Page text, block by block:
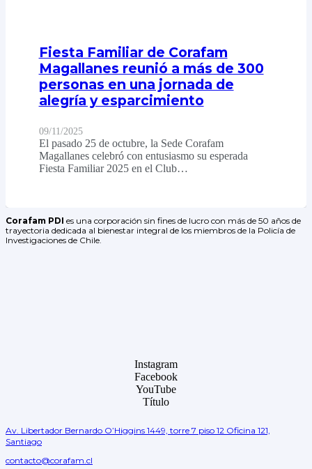
Fiesta Familiar de Corafam
Magallanes reunió a más de 300
personas en una jornada de
alegría y esparcimiento
09/11/2025
El pasado 25 de octubre, la Sede Corafam
Magallanes celebró con entusiasmo su esperada
Fiesta Familiar 2025 en el Club…
Corafam PDI es una corporación sin fines de lucro con más de 50 años de
trayectoria dedicada al bienestar integral de los miembros de la Policía de
Investigaciones de Chile.
Instagram
Facebook
YouTube
Título
Av. Libertador Bernardo O’Higgins 1449, torre 7 piso 12 Oficina 121,
Santiago
contacto@corafam.cl